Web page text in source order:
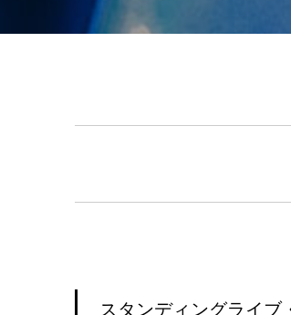
スタンディングライブ